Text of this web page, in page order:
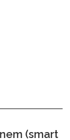
(smart